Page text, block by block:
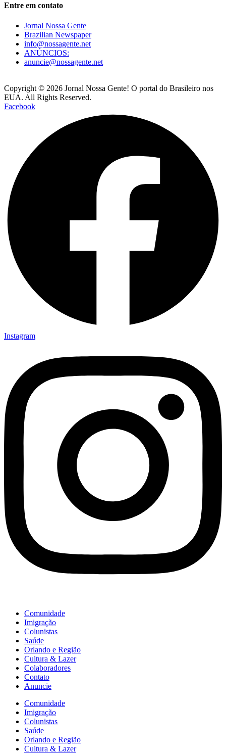
Entre em contato
Jornal Nossa Gente
Brazilian Newspaper
info@nossagente.net
ANÚNCIOS:
anuncie@nossagente.net
Copyright © 2026 Jornal Nossa Gente! O portal do Brasileiro nos
EUA. All Rights Reserved.
Facebook
Instagram
Comunidade
Imigração
Colunistas
Saúde
Orlando e Região
Cultura & Lazer
Colaboradores
Contato
Anuncie
Comunidade
Imigração
Colunistas
Saúde
Orlando e Região
Cultura & Lazer